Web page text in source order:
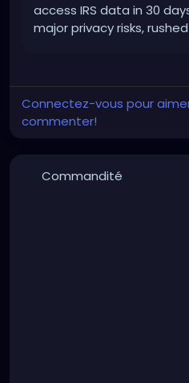
access IRS data in 30
major privacy risks,
Connectez-vous pour
commenter!
Commandité